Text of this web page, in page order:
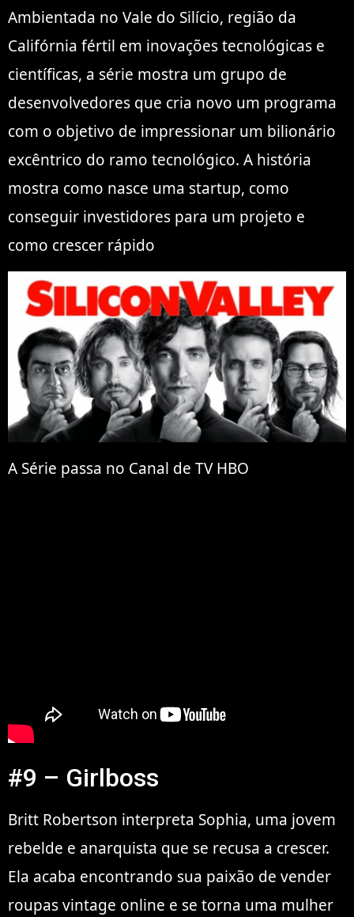
Ambientada no Vale do Silício, região da
Califórnia fértil em inovações tecnológicas e
científicas, a série mostra um grupo de
desenvolvedores que cria novo um programa
com o objetivo de impressionar um bilionário
excêntrico do ramo tecnológico. A história
mostra como nasce uma startup, como
conseguir investidores para um projeto e
como crescer rápido
A Série passa no Canal de TV HBO
#9 – Girlboss
Britt Robertson interpreta Sophia, uma jovem
rebelde e anarquista que se recusa a crescer.
Ela acaba encontrando sua paixão de vender
roupas vintage online e se torna uma mulher